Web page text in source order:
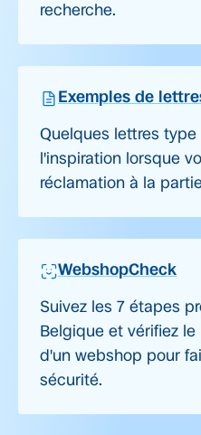
recherche.
Exemples de
Quelques lettres
l'inspiration lorsque
réclamation à la
WebshopCheck
Suivez les 7 étapes
Belgique et vérifiez
d'un webshop pour
sécurité.